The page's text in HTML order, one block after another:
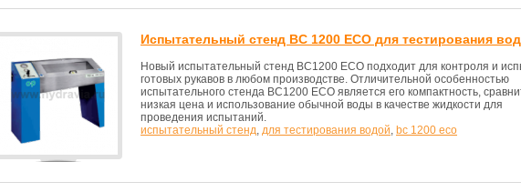
Испытательный стенд BC 1200 ECO для тестирования
Новый испытательный стенд BC1200 ECO подходит для контроля и
готовых рукавов в любом производстве. Отличительной особенностью
испытательного стенда BC1200 ECO является его компактность,
низкая цена и использование обычной воды в качестве жидкости для
проведения испытаний.
испытательный стенд, для тестирования водой, bc 1200 eco